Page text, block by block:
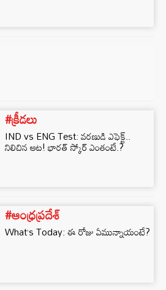
#క్రీడలు
IND vs ENG Test: వరణుడి ఎఫెక్ట్..
నిలిచిన ఆట! భారత్ స్కోర్ ఎంతంటే.?
#ఆంధ్రప్రదేశ్
What’s Today: ఈ రోజు ఏమున్నాయంటే?